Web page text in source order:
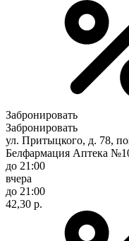
Забронировать
Забронировать
ул. Притыцкого, д. 78,
Белфармация Аптека
до 21:00
вчера
до 21:00
42,30 р.